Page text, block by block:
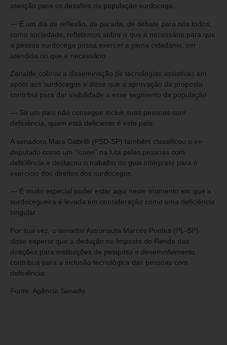
atenção para os desafios da população surdocega.
— É um dia de reflexão, de parada, de debate para nós todos,
como sociedade, refletirmos sobre o que é necessário para que
a pessoa surdocega possa exercer a plena cidadania, ser
atendida no que é necessário.
Zenaide cobrou a disseminação de tecnologias assistivas em
apoio aos surdocegos e disse que a aprovação da proposta
contribui para dar visibilidade a esse segmento da população.
— Se um país não consegue incluir suas pessoas com
deficiência, quem está deficiente é este país.
A senadora Mara Gabrilli (PSD-SP) também classificou o ex-
deputado como um “ícone” na luta pelas pessoas com
deficiência e destacou o trabalho do guia intérprete para o
exercício dos direitos dos surdocegos.
— É muito especial poder estar aqui neste momento em que a
surdocegueira é levada em consideração como uma deficiência
singular.
Por sua vez, o senador Astronauta Marcos Pontes (PL-SP)
disse esperar que a dedução no Imposto de Renda das
doações para instituições de pesquisa e desenvolvimento
contribua para a inclusão tecnológica das pessoas com
deficiência.
Fonte: Agência Senado